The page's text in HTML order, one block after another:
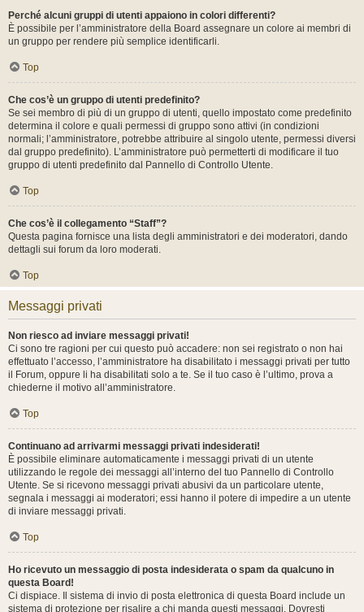
Perché alcuni gruppi di utenti appaiono in colori differenti?
È possibile per l’amministratore della Board assegnare un colore ai membri di
un gruppo per rendere più semplice identificarli.
Top
Che cos’è un gruppo di utenti predefinito?
Se sei membro di più di un gruppo di utenti, quello impostato come predefinito
determina il colore e quali permessi di gruppo sono attivi (in condizioni
normali; l’amministratore, potrebbe attribuire al singolo utente, permessi diversi
dal gruppo predefinito). L’amministratore può permetterti di modificare il tuo
gruppo di utenti predefinito dal Pannello di Controllo Utente.
Top
Che cos’è il collegamento “Staff”?
Questa pagina fornisce una lista degli amministratori e dei moderatori, dando
dettagli sui forum da loro moderati.
Top
Messaggi privati
Non riesco ad inviare messaggi privati!
Ci sono tre ragioni per cui questo può accadere: non sei registrato o non hai
effettuato l’accesso, l’amministratore ha disabilitato i messaggi privati per tutto
il Forum, oppure li ha disabilitati solo a te. Se il tuo caso è l’ultimo, prova a
chiederne il motivo all’amministratore.
Top
Continuano ad arrivarmi messaggi privati indesiderati!
È possibile eliminare automaticamente i messaggi privati ​​di un utente
utilizzando le regole dei messaggi all’interno del tuo Pannello di Controllo
Utente. Se si ricevono messaggi privati ​​abusivi da un particolare utente,
segnala i messaggi ai moderatori; essi hanno il potere di impedire a un utente
di inviare messaggi privati​​.
Top
Ho ricevuto un messaggio di posta indesiderata o spam da qualcuno in
questa Board!
Ci dispiace. Il sistema di invio di posta elettronica di questa Board include un
sistema di protezione per risalire a chi manda questi messaggi. Dovresti